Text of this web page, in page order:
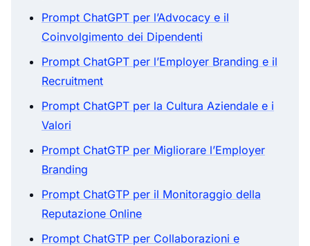
Prompt ChatGPT per l’Advocacy e il
Coinvolgimento dei Dipendenti
Prompt ChatGPT per l’Employer Branding e il
Recruitment
Prompt ChatGPT per la Cultura Aziendale e i
Valori
Prompt ChatGTP per Migliorare l’Employer
Branding
Prompt ChatGTP per il Monitoraggio della
Reputazione Online
Prompt ChatGTP per Collaborazioni e